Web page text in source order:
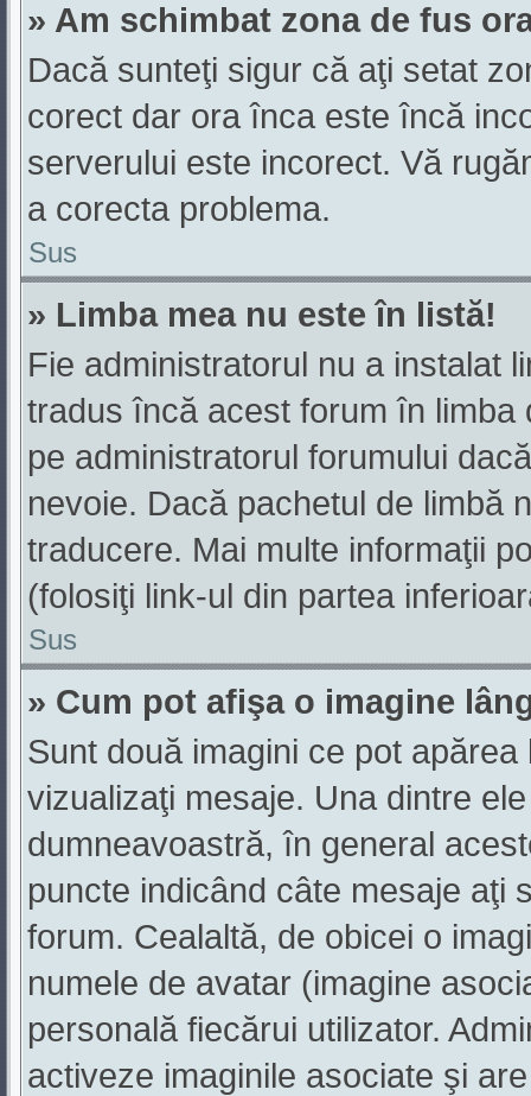
» Am schimbat zona de fus
Dacă sunteţi sigur că aţi setat
corect dar ora înca este încă
serverului este incorect. Vă
a corecta problema.
Sus
» Limba mea nu este în listă!
Fie administratorul nu a instalat
tradus încă acest forum în
pe administratorul forumului
nevoie. Dacă pachetul de limbă
traducere. Mai multe informaţii
(folosiţi link-ul din partea
Sus
» Cum pot afişa o imagine
Sunt două imagini ce pot
vizualizaţi mesaje. Una dintre
dumneavoastră, în general
puncte indicând câte mesaje aţi
forum. Cealaltă, de obicei o
numele de avatar (imagine
personală fiecărui utilizator.
activeze imaginile asociate şi